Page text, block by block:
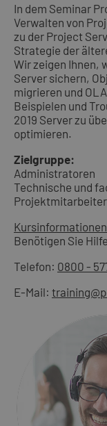
In dem Seminar
Verwalten von
zu der Project
Strategie der
Wir zeigen Ihnen,
Server sichern,
migrieren und
Beispielen und
2019 Server zu
optimieren.
Zielgruppe:
Administratoren
Technische und
Benötigen Sie
Telefon: 0800 -
E-Mail: